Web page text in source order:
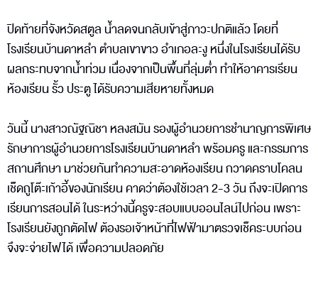
ปิดท้ายที่จังหวัดสตูล น้ำลดจนกลับเข้าสู่ภาวะปกติแล้ว โดยที่
โรงเรียนบ้านดาหลำ ตำบลเขาขาว อำเภอละงู หนึ่งในโรงเรียนได้รับ
ผลกระทบจากน้ำท่วม เนื่องจากเป็นพื้นที่ลุ่มต่ำ ทำให้อาคารเรียน
ห้องเรียน รั้ว ประตู ได้รับความเสียหายทั้งหมด
วันนี้ นางสาวณัฐณิชา หลงสมัน รองผู้อำนวยการชำนาญการพิเศษ
รักษาการผู้อำนวยการโรงเรียนบ้านดาหลำ พร้อมครู และกรรมการ
สถานศึกษา มาช่วยกันทำความสะอาดห้องเรียน กวาดคราบโคลน
เช็ดถูโต๊ะเก้าอี้ของนักเรียน คาดว่าต้องใช้เวลา 2-3 วัน ถึงจะเปิดการ
เรียนการสอนได้ ในระหว่างนี้ครูจะสอบแบบออนไลน์ไปก่อน เพราะ
โรงเรียนยังถูกตัดไฟ ต้องรอเจ้าหน้าที่ไฟฟ้ามาตรวจเช็คระบบก่อน
จึงจะจ่ายไฟได้ เพื่อความปลอดภัย